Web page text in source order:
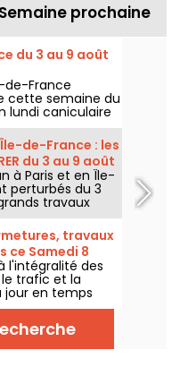
Semaine prochaine
du 3 au 9 août
de-France
cette semaine du
lundi caniculaire
les
baisser
plus chaud et
de-France : les
du 3 au 9 août
à Paris et en Île-
perturbés du 3
travaux
et SNCF.travaux
ce Samedi 8
l'intégralité des
trafic et la
jour en temps
de la RATP,
évènements et
toutes les
avant de